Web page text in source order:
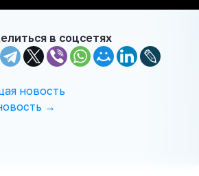
в соцсетях
новость
→